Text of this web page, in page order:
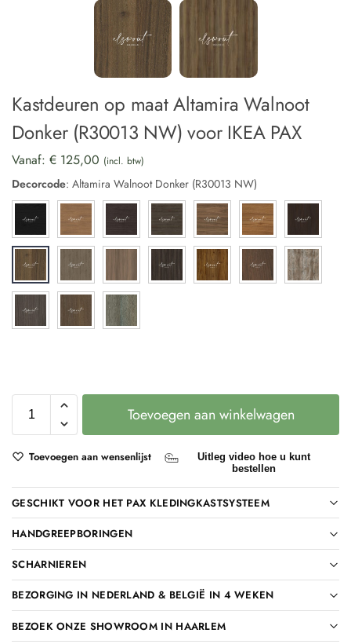
Kastdeuren op maat Altamira Walnoot
Donker (R30013 NW) voor IKEA PAX
Vanaf: € 125,00 (incl. btw)
Decorcode: Altamira Walnoot Donker (R30013 NW)
Toevoegen aan winkelwagen
Toevoegen aan wensenlijst
Uitleg video hoe u kunt
bestellen
GESCHIKT VOOR HET PAX KLEDINGKASTSYSTEEM
HANDGREEPBORINGEN
SCHARNIEREN
BEZORGING IN NEDERLAND & BELGIË IN 4 WEKEN
BEZOEK ONZE SHOWROOM IN HAARLEM